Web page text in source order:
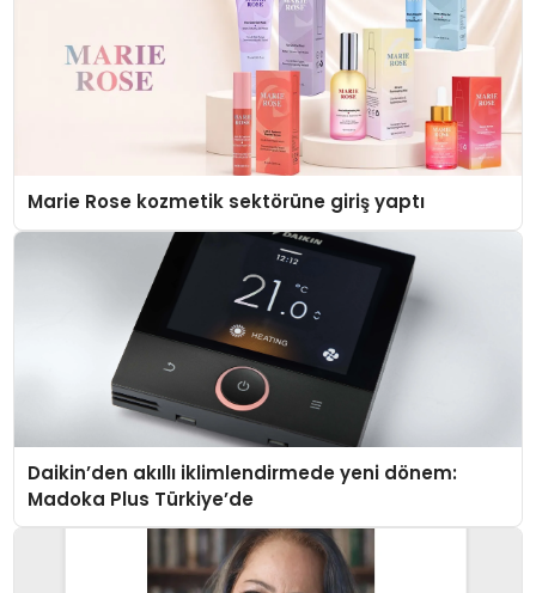
Marie Rose kozmetik sektörüne giriş yaptı
Daikin’den akıllı iklimlendirmede yeni dönem:
Madoka Plus Türkiye’de